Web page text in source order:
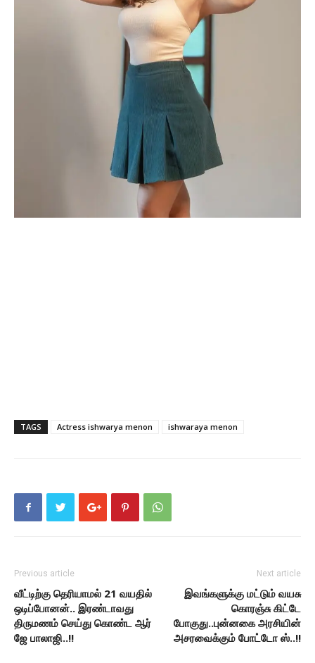
TAGS Actress ishwarya menon ishwaraya menon
Previous article
வீட்டிற்கு தெரியாமல் 21 வயதில்
ஒடிப்போனன்.. இரண்டாவது
திருமணம் செய்து கொண்ட ஆர்
ஜே பாலாஜி..!!
Next article
இவங்களுக்கு மட்டும் வயசு
கொரஞ்சு கிட்டே
போகுது..புன்னகை அரசியின்
அசரவைக்கும் போட்டோ ஸ்..!!